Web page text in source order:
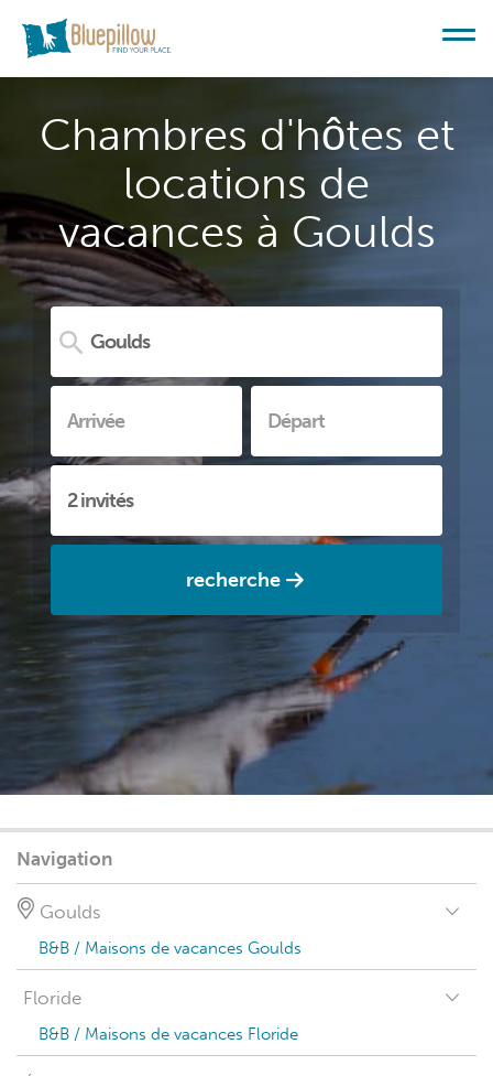
Chambres d'hôtes et
locations de
vacances à Goulds
recherche
Navigation
Goulds
B&B / Maisons de vacances Goulds
Floride
B&B / Maisons de vacances Floride